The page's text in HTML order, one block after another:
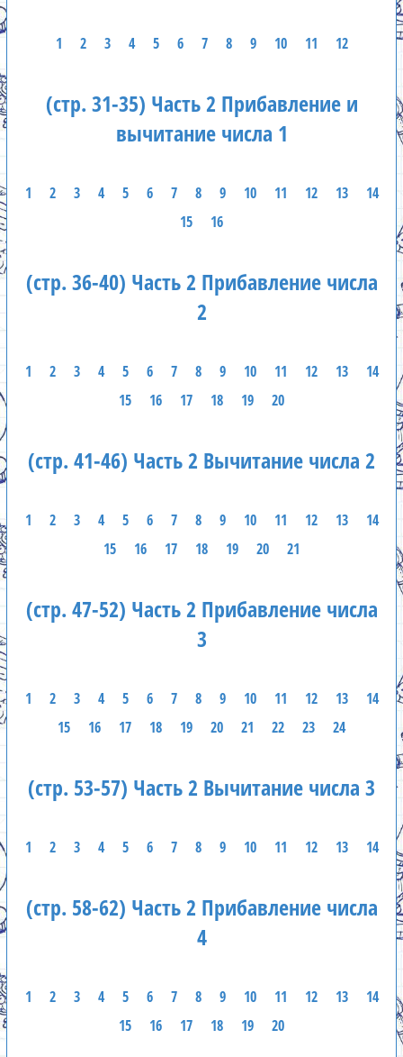
1 2 3 4 5 6 7 8 9 10 11 12
(стр. 31-35) Часть 2 Прибавление и
вычитание числа 1
1 2 3 4 5 6 7 8 9 10 11 12 13
14
15
16
(стр. 36-40) Часть 2 Прибавление числа
2
1 2 3 4 5 6 7 8 9 10 11 12 13
14
15
16 17 18 19 20
(стр. 41-46) Часть 2 Вычитание числа 2
1 2 3 4 5 6 7 8 9 10 11 12 13
14
15
16 17 18 19 20 21
(стр. 47-52) Часть 2 Прибавление числа
3
1 2 3 4 5 6 7 8 9 10 11 12 13
14
15
16 17 18 19 20 21 22 23 24
(стр. 53-57) Часть 2 Вычитание числа 3
1 2 3 4 5 6 7 8 9 10 11 12 13 14
(стр. 58-62) Часть 2 Прибавление числа
4
1 2 3 4 5 6 7 8 9 10 11 12 13
14
15
16 17 18 19 20